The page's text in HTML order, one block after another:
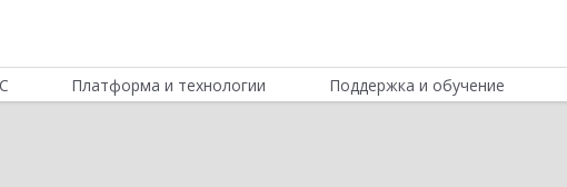
Платформа и технологии Поддержка и обучение